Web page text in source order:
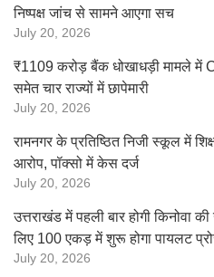
निष्पक्ष जांच से सामने आएगा सच
July 20, 2026
₹1109 करोड़ बैंक धोखाधड़ी मामले में
समेत चार राज्यों में छापेमारी
July 20, 2026
रामनगर के प्रतिष्ठित निजी स्कूल में
आरोप, पॉक्सो में केस दर्ज
July 20, 2026
उत्तराखंड में पहली बार होगी किनोवा
लिए 100 एकड़ में शुरू होगा पायलट
July 20, 2026